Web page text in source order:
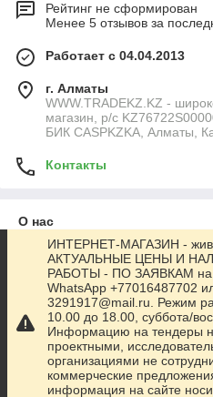
Рейтинг не сформирован
Менее 5 отзывов за
Работает с 04.04.2013
г. Алматы
WWW.TRADEKZ.KZ -
магазин, р/с
БИК CASPKZKA, Алматы,
Контакты
О нас
Контакты
Доставка и оплата
Полная версия сайта
ИНТЕРНЕТ-МАГАЗИН -
АКТУАЛЬНЫЕ ЦЕНЫ И
РАБОТЫ - ПО ЗАЯВКАМ на
WhatsApp +77016487702
3291917@mail.ru. Режим
10.00 до 18.00, суббота/
Информацию на тендеры
проектными,
организациями не
коммерческие
информация на сайте